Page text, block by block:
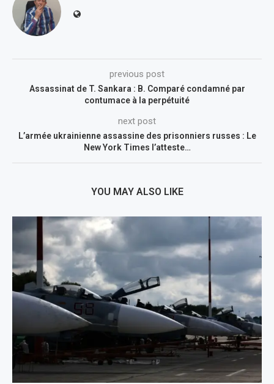
previous post
Assassinat de T. Sankara : B. Comparé condamné par
contumace à la perpétuité
next post
L’armée ukrainienne assassine des prisonniers russes : Le
New York Times l’atteste…
YOU MAY ALSO LIKE